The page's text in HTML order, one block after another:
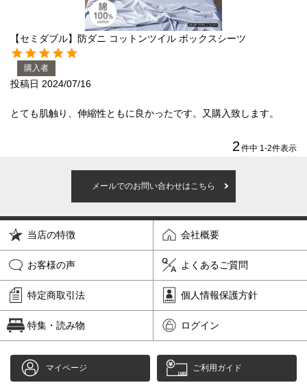
マットレス
マットレスを探す
シングル
ダブル ワイドダブル
自社オリジナルマットレス
国産ポケットコイルマットレス
海外ブランド
サータ テンピュール
シーリー
マットレス一覧を見る
【セミダブル】防ダニ コットンツイル ボックスシーツ
購入者
投稿日 2024/07/16
とても肌触り、伸縮性ともに良かったです。又購入致します。
2 件中 1 -2件表示
メールでのお問い合わせはこちら
当店の特徴 会社概要
お客様の声 よくあるご質問
特定商取引法 個人情報保護方針
特集・読み物 ログイン
マイページ ご利用ガイド